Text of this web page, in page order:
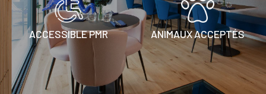
ACCESSIBLE PMR ANIMAUX ACCEPTÉS